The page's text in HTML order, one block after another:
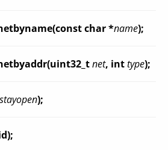
char *name);
net, inttype);
stayopen);